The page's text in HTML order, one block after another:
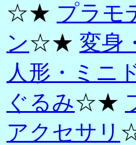
☆★ プラモ
ン☆★ 変身
人形・ミニ
ぐるみ☆★
アクセサリ